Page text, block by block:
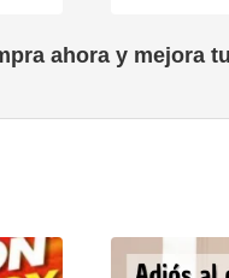
ahora y mejora